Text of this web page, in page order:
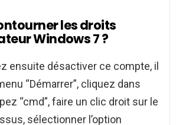
les droits
Windows 7 ?
ensuite désactiver ce compte, il
“Démarrer”, cliquez dans
“cmd”, faire un clic droit sur le
sélectionner l’option